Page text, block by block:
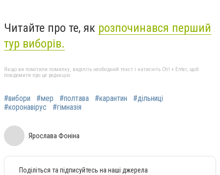
Читайте про те, як розпочинався перший
тур виборів.
Якщо ви помітили помилку, виділіть необхідний текст і натисніть Ctrl + Enter, щоб
повідомити про це редакцію
#вибори #мер #полтава #карантин
#дільниці
#коронавірус
#гімназія
Ярослава Фоніна
Поділіться та підписуйтесь на наші джерела